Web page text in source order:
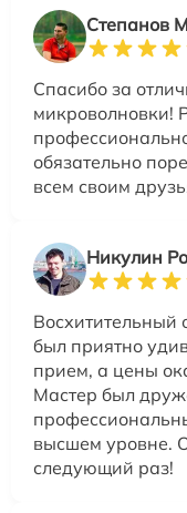
Степанов
Спасибо за
микроволновки!
обязательно
всем своим
Никулин
Восхитительный
был приятно
прием, а цены
Мастер был
высшем уровне.
следующий раз!